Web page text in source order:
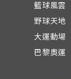
籃球風雲
野球天地
大運動場
巴黎奧運